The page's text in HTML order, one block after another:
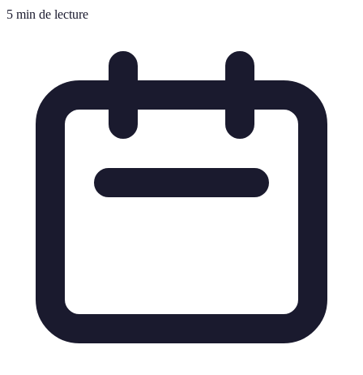
5 min de lecture